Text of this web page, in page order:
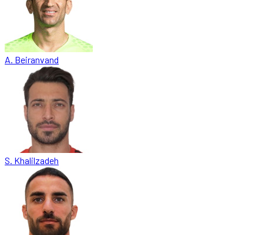
A. Beiranvand
S. Khalilzadeh